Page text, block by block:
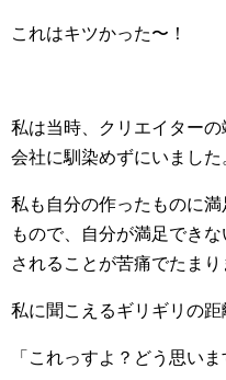
これはキツかった〜！
私は当時、クリエイター
会社に馴染めずにいました
私も自分の作ったものに
もので、自分が満足でき
されることが苦痛でたまり
私に聞こえるギリギリの距
「これっすよ？どう思いま